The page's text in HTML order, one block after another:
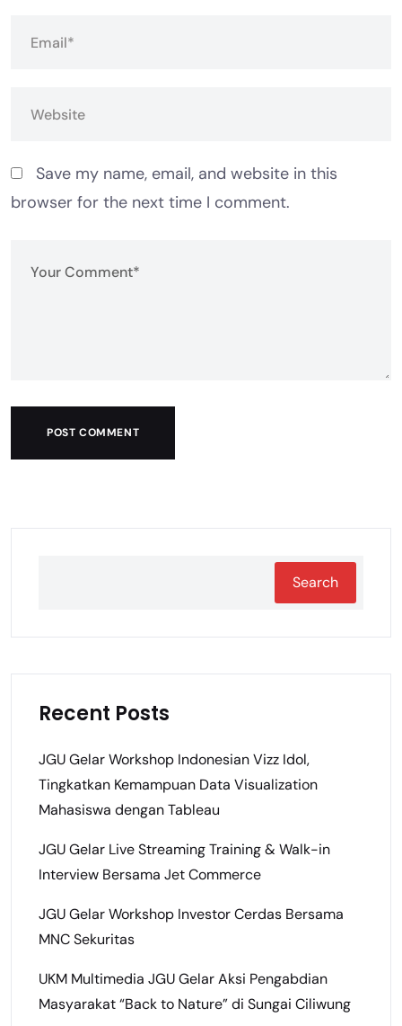
Save my name, email, and website in this
browser for the next time I comment.
POST COMMENT
Search
Recent Posts
JGU Gelar Workshop Indonesian Vizz Idol,
Tingkatkan Kemampuan Data Visualization
Mahasiswa dengan Tableau
JGU Gelar Live Streaming Training & Walk-in
Interview Bersama Jet Commerce
JGU Gelar Workshop Investor Cerdas Bersama
MNC Sekuritas
UKM Multimedia JGU Gelar Aksi Pengabdian
Masyarakat “Back to Nature” di Sungai Ciliwung